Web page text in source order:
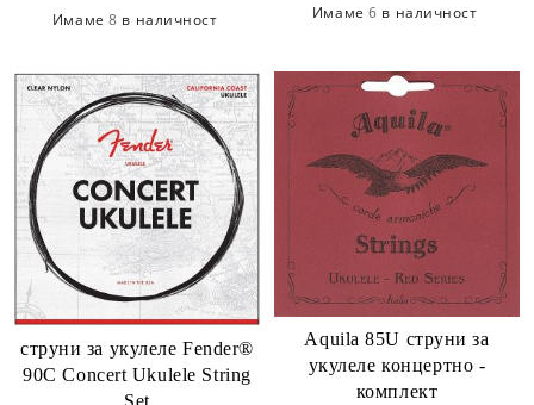
Имаме8 в наличност Имаме6 в наличност
струни за укулеле Fender®
90C Concert Ukulele String
Set
Aquila 85U струни за
укулеле концертно -
комплект